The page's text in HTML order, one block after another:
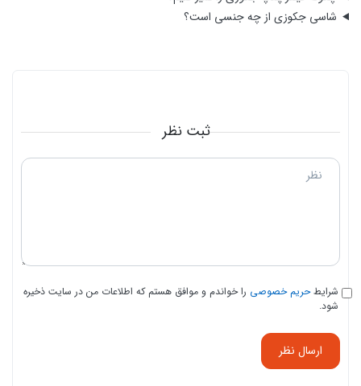
شاسی جکوزی از چه جنسی است؟
ثبت نظر
شرایطحریم خصوصی را خواندم و موافق هستم که اطلاعات من در سایت ذخیره
شود.
ارسال نظر